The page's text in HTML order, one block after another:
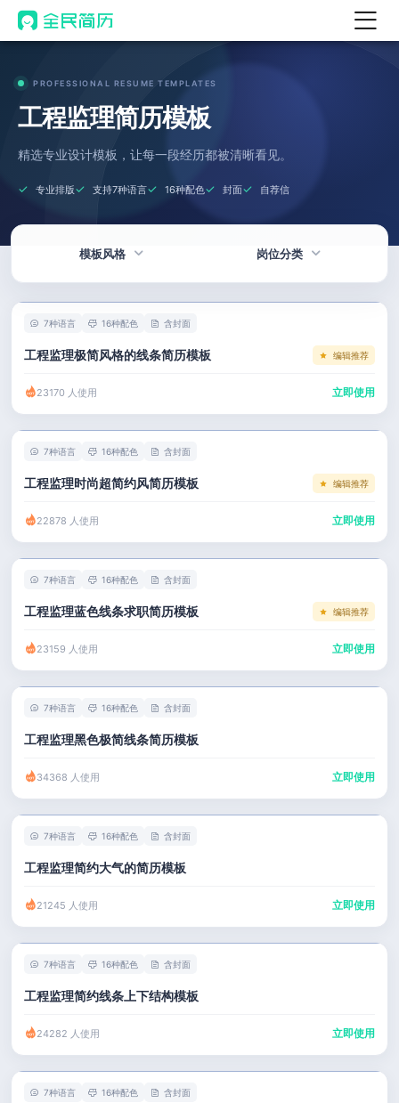
AI 生成简历
AI 优化简历
AI 翻译简历
AI 诊断简历
AI 模拟面试
AI 职场工具 New
简历模板
PROFESSIONAL RESUME TEMPLATES
工程监理简历模板
精选专业设计模板，让每一段经历都被清晰看见。
专业排版 支持7种语言 16种配色 封面 自荐信
模板风格
简洁
应届生
左右分栏
考研复试
岗位分类
产品 / 设计
金融 / 汽车
市场 / 运营
人事 / 行政
房产建筑
7种语言 16种配色 含封面
工程监理极简风格的线条简历模板 编辑推荐
23170 人使用 立即使用
7种语言 16种配色 含封面
工程监理时尚超简约风简历模板 编辑推荐
22878 人使用 立即使用
7种语言 16种配色 含封面
工程监理蓝色线条求职简历模板 编辑推荐
23159 人使用 立即使用
7种语言 16种配色 含封面
工程监理黑色极简线条简历模板
34368 人使用 立即使用
7种语言 16种配色 含封面
工程监理简约大气的简历模板
21245 人使用 立即使用
7种语言 16种配色 含封面
工程监理简约线条上下结构模板
24282 人使用 立即使用
7种语言 16种配色 含封面